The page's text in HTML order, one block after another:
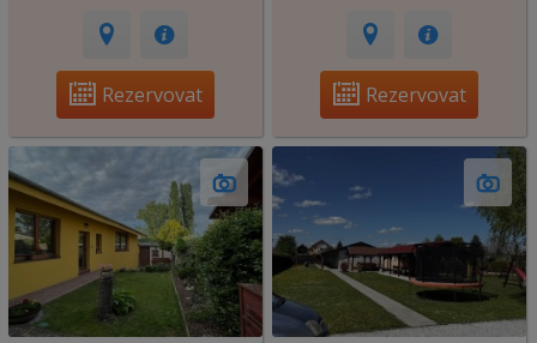
Rezervovat Rezervovat